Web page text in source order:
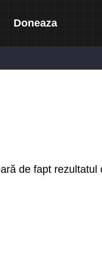
Doneaza
de fapt rezultatul